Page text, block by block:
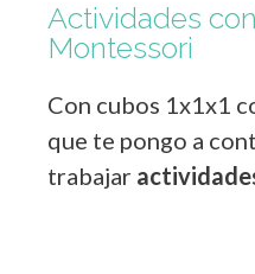
Actividades
Montessori
Con cubos 1x1x1
que te pongo a
trabajar